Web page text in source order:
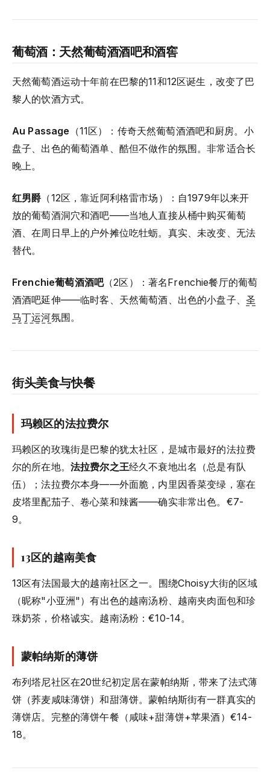
葡萄酒：天然葡萄酒酒吧和酒窖
天然葡萄酒运动十年前在巴黎的11和12区诞生，改变了巴
黎人的饮酒方式。
Au Passage （11区）：传奇天然葡萄酒酒吧和厨房。小
盘子、出色的葡萄酒单、酷但不做作的氛围。非常适合长
晚上。
红男爵 （12区，靠近阿利格雷市场）：自1979年以来开
放的葡萄酒洞穴和酒吧——当地人直接从桶中购买葡萄
酒、在周日早上的户外摊位吃牡蛎。真实、未改变、无法
替代。
Frenchie葡萄酒酒吧（2区）：著名Frenchie餐厅的葡萄
酒酒吧延伸——临时客、天然葡萄酒、出色的小盘子、 圣
马丁运河氛围。
街头美食与快餐
玛赖区的法拉费尔
玛赖区的玫瑰街是巴黎的犹太社区，是城市最好的法拉费
尔的所在地。 法拉费尔之王经久不衰地出名（总是有队
伍）；法拉费尔本身——外面脆，内里因香菜变绿，塞在
皮塔里配茄子、卷心菜和辣酱——确实非常出色。€7-
9。
13区的越南美食
13区有法国最大的越南社区之一。围绕Choisy大街的区域
（昵称"小亚洲"）有出色的越南汤粉、越南夹肉面包和珍
珠奶茶，价格诚实。越南汤粉：€10-14。
蒙帕纳斯的薄饼
布列塔尼社区在20世纪初定居在蒙帕纳斯，带来了法式薄
饼（荞麦咸味薄饼）和甜薄饼。蒙帕纳斯街有一群真实的
薄饼店。完整的薄饼午餐（咸味+甜薄饼+苹果酒）€14-
18。